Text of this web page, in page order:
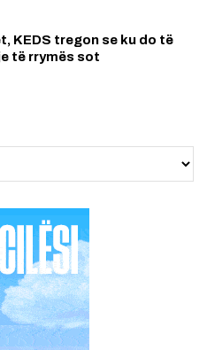
KEDS tregon se ku do të
të rrymës sot